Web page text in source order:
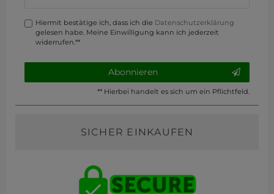
Hiermit bestätige ich, dass ich die Daten­schutz­erklärung
gelesen habe. Meine Einwilligung kann ich jederzeit
widerrufen.**
Abonnieren
** Hierbei handelt es sich um ein Pflichtfeld.
SICHER EINKAUFEN